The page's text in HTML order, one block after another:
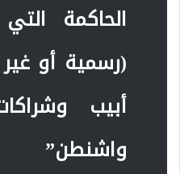
الحاكمة
(رسمية أو
أبيب
واشنطن”